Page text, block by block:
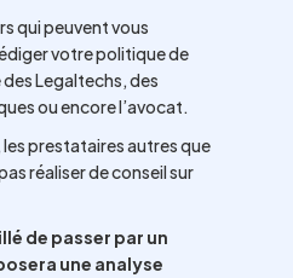
qui peuvent vous
votre politique de
Legaltechs, des
ou encore l’avocat.
prestataires autres que
réaliser de conseil sur
de passer par un
une analyse